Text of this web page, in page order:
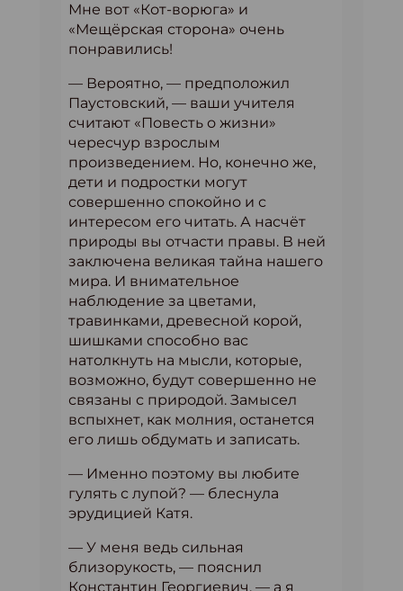
Мне вот «Кот-ворюга» и
«Мещёрская сторона» очень
понравились!
— Вероятно, — предположил
Паустовский, — ваши учителя
считают «Повесть о жизни»
чересчур взрослым
произведением. Но, конечно же,
дети и подростки могут
совершенно спокойно и с
интересом его читать. А насчёт
природы вы отчасти правы. В ней
заключена великая тайна нашего
мира. И внимательное
наблюдение за цветами,
травинками, древесной корой,
шишками способно вас
натолкнуть на мысли, которые,
возможно, будут совершенно не
связаны с природой. Замысел
вспыхнет, как молния, останется
его лишь обдумать и записать.
— Именно поэтому вы любите
гулять с лупой? — блеснула
эрудицией Катя.
— У меня ведь сильная
близорукость, — пояснил
Константин Георгиевич, — а я